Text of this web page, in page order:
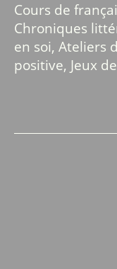
Cours de
Chroniques
en soi, Ateliers
positive, Jeux